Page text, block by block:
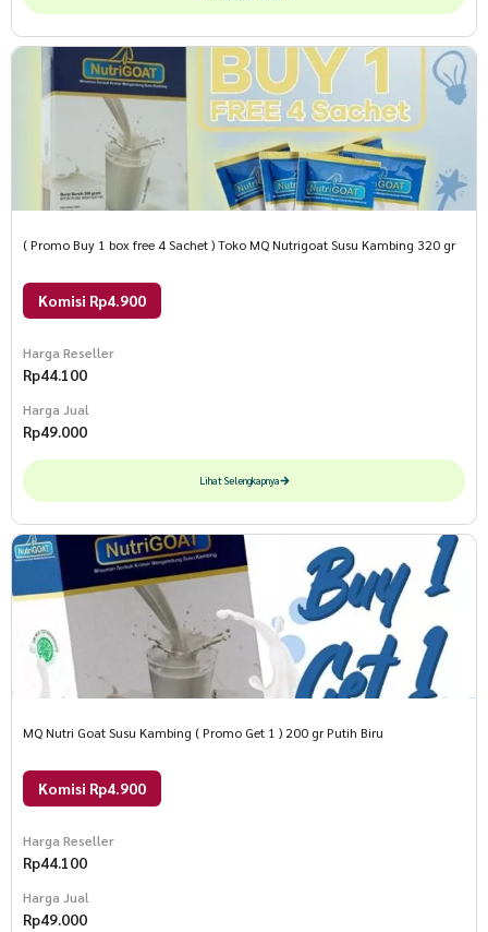
( Promo Buy 1 box free 4 Sachet ) Toko MQ Nutrigoat Susu Kambing 320 gr
Komisi Rp4.900
Harga Reseller
Rp44.100
Harga Jual
Rp49.000
Lihat Selengkapnya
MQ Nutri Goat Susu Kambing ( Promo Get 1 ) 200 gr Putih Biru
Komisi Rp4.900
Harga Reseller
Rp44.100
Harga Jual
Rp49.000